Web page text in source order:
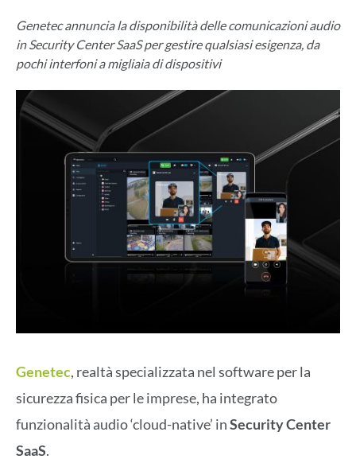
Genetec annuncia la disponibilità delle comunicazioni audio
in Security Center SaaS per gestire qualsiasi esigenza, da
pochi interfoni a migliaia di dispositivi
Genetec, realtà specializzata nel software per la
sicurezza fisica per le imprese, ha integrato
funzionalità audio ‘cloud-native’ inSecurity Center
SaaS.